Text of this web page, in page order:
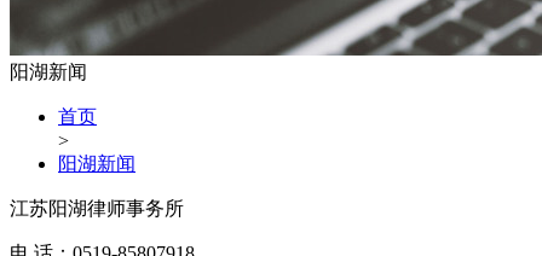
阳湖新闻
首页
>
阳湖新闻
江苏阳湖律师事务所